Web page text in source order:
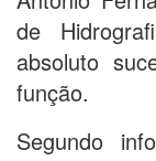
de
absoluto
função.
Segundo